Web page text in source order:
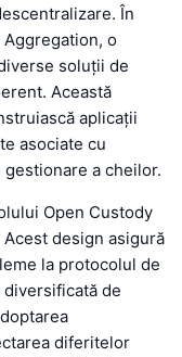
În
o
soluții de
Această
aplicații
asociate cu
a cheilor.
Open Custody
design asigură
la protocolul de
de
diferitelor